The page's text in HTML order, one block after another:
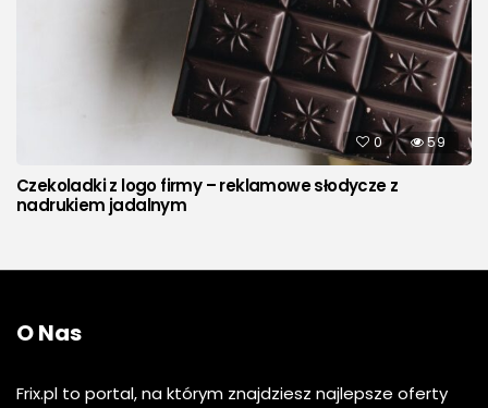
0 59
Czekoladki z logo firmy – reklamowe słodycze z
nadrukiem jadalnym
O Nas
Frix.pl to portal, na którym znajdziesz najlepsze oferty